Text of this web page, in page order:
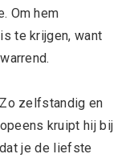
Om hem
te krijgen, want
zelfstandig en
kruipt hij bij
je de liefste